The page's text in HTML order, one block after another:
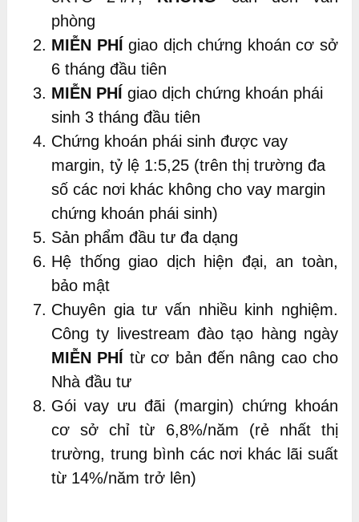
phòng
MIỄN PHÍ giao dịch chứng khoán cơ sở
6 tháng đầu tiên
MIỄN PHÍ giao dịch chứng khoán phái
sinh 3 tháng đầu tiên
Chứng khoán phái sinh được vay
margin, tỷ lệ 1:5,25 (trên thị trường đa
số các nơi khác không cho vay margin
chứng khoán phái sinh)
Sản phẩm đầu tư đa dạng
Hệ thống giao dịch hiện đại, an toàn,
bảo mật
Chuyên gia tư vấn nhiều kinh nghiệm.
Công ty livestream đào tạo hàng ngày
MIỄN PHÍ từ cơ bản đến nâng cao cho
Nhà đầu tư
Gói vay ưu đãi (margin) chứng khoán
cơ sở chỉ từ 6,8%/năm (rẻ nhất thị
trường, trung bình các nơi khác lãi suất
từ 14%/năm trở lên)